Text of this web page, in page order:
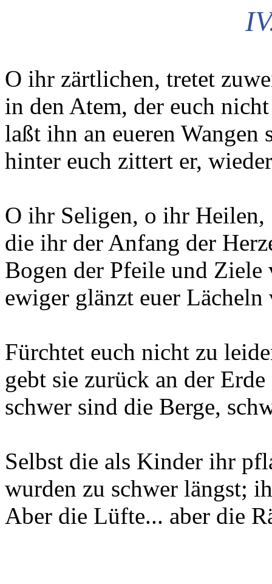
O ihr zärtlichen, tretet
in den Atem, der euch
laßt ihn an eueren Wangen
hinter euch zittert er,
O ihr Seligen, o ihr Heilen,
die ihr der Anfang der
Bogen der Pfeile und Ziele
ewiger glänzt euer
Fürchtet euch nicht zu
gebt sie zurück an der
schwer sind die Berge,
Selbst die als Kinder ihr
wurden zu schwer längst;
Aber die Lüfte... aber die